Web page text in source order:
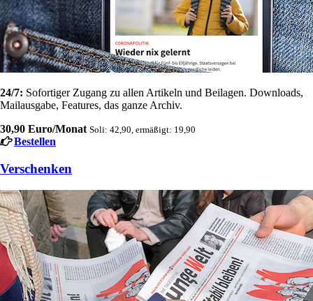
24/7: Sofortiger Zugang zu allen Artikeln und Beilagen. Downloads,
Mailausgabe, Features, das ganze Archiv.
30,90 Euro/Monat Soli: 42,90, ermäßigt: 19,90
Bestellen
Verschenken